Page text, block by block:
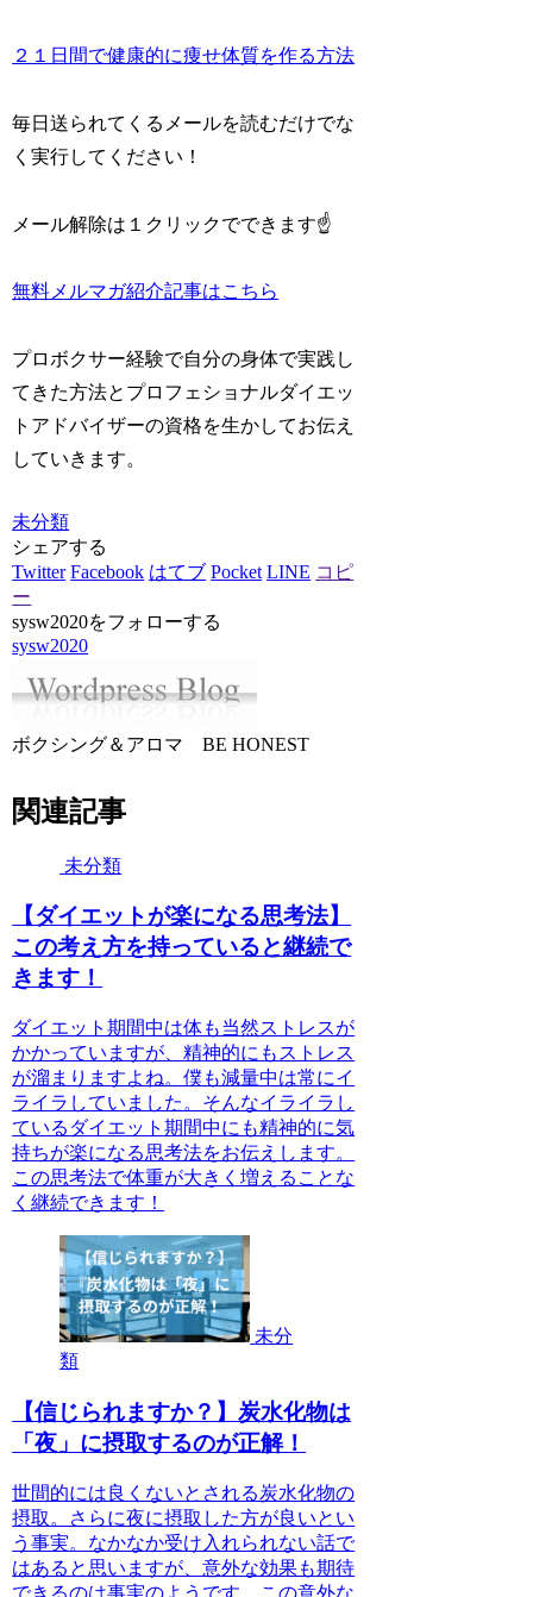
２１日間で健康的に痩せ体質を作る方法
毎日送られてくるメールを読むだけでな
く実行してください！
メール解除は１クリックでできます☝️
無料メルマガ紹介記事はこちら
プロボクサー経験で自分の身体で実践し
てきた方法とプロフェショナルダイエッ
トアドバイザーの資格を生かしてお伝え
していきます。
未分類
シェアする
Twitter Facebook はてブ Pocket LINE コピ
ー
sysw2020をフォローする
sysw2020
ボクシング＆アロマ BE HONEST
関連記事
未分類
【ダイエットが楽になる思考法】
この考え方を持っていると継続で
きます！
ダイエット期間中は体も当然ストレスが
かかっていますが、精神的にもストレス
が溜まりますよね。僕も減量中は常にイ
ライラしていました。そんなイライラし
ているダイエット期間中にも精神的に気
持ちが楽になる思考法をお伝えします。
この思考法で体重が大きく増えることな
く継続できます！
未分
類
【信じられますか？】炭水化物は
「夜」に摂取するのが正解！
世間的には良くないとされる炭水化物の
摂取。さらに夜に摂取した方が良いとい
う事実。なかなか受け入れられない話で
はあると思いますが、意外な効果も期待
できるのは事実のようです。この意外な